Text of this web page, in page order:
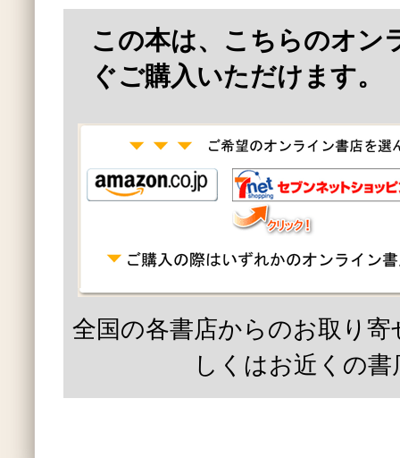
この本は、こちらのオン
ぐご購入いただけます。
全国の各書店からのお取り
しくはお近くの書